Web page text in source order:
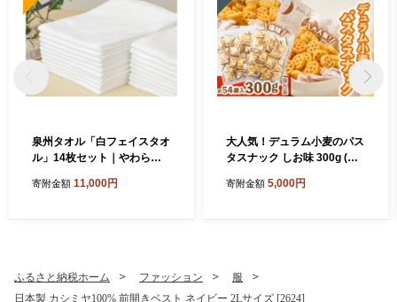
泉州タオル「白フェイスタオ
ル」14枚セット｜やわらか
性 普段使い 泉州タオル [381
寄附金額 11,000円
大人気！デュラム小麦のパス
タスナック しお味 300g (約5
個包装 パスタ スナック 塩味
寄附金額 5,000円
ふるさと納税ホーム ファッション
服
日本製 カシミヤ100% 前開きベスト ネイビー 2Lサイズ [2624]